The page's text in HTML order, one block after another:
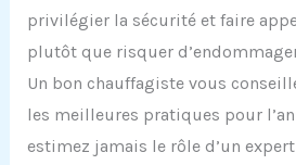
privilégier la sécurité et faire
plutôt que risquer
Un bon chauffagiste vous
les meilleures pratiques pour
estimez jamais le rôle d’un